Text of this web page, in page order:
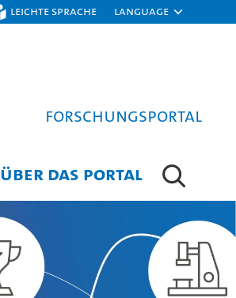
Leichte Sprache Language
Forschungsportal
ÜBER DAS PORTAL